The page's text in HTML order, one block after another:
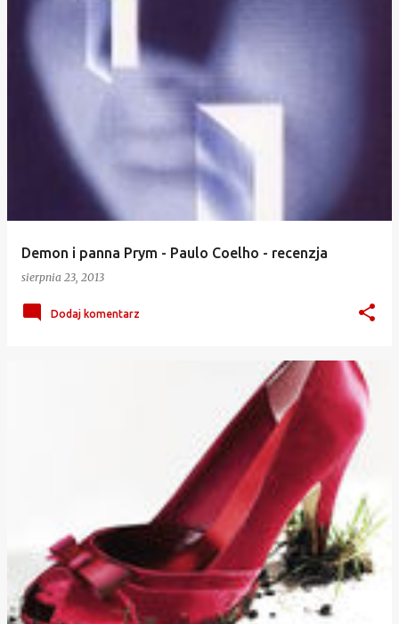
Demon i panna Prym - Paulo Coelho - recenzja
sierpnia 23, 2013
Dodaj komentarz